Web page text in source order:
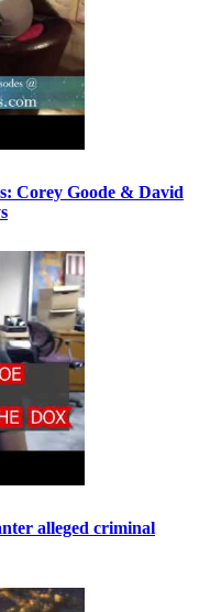
Corey Goode & David
alleged criminal